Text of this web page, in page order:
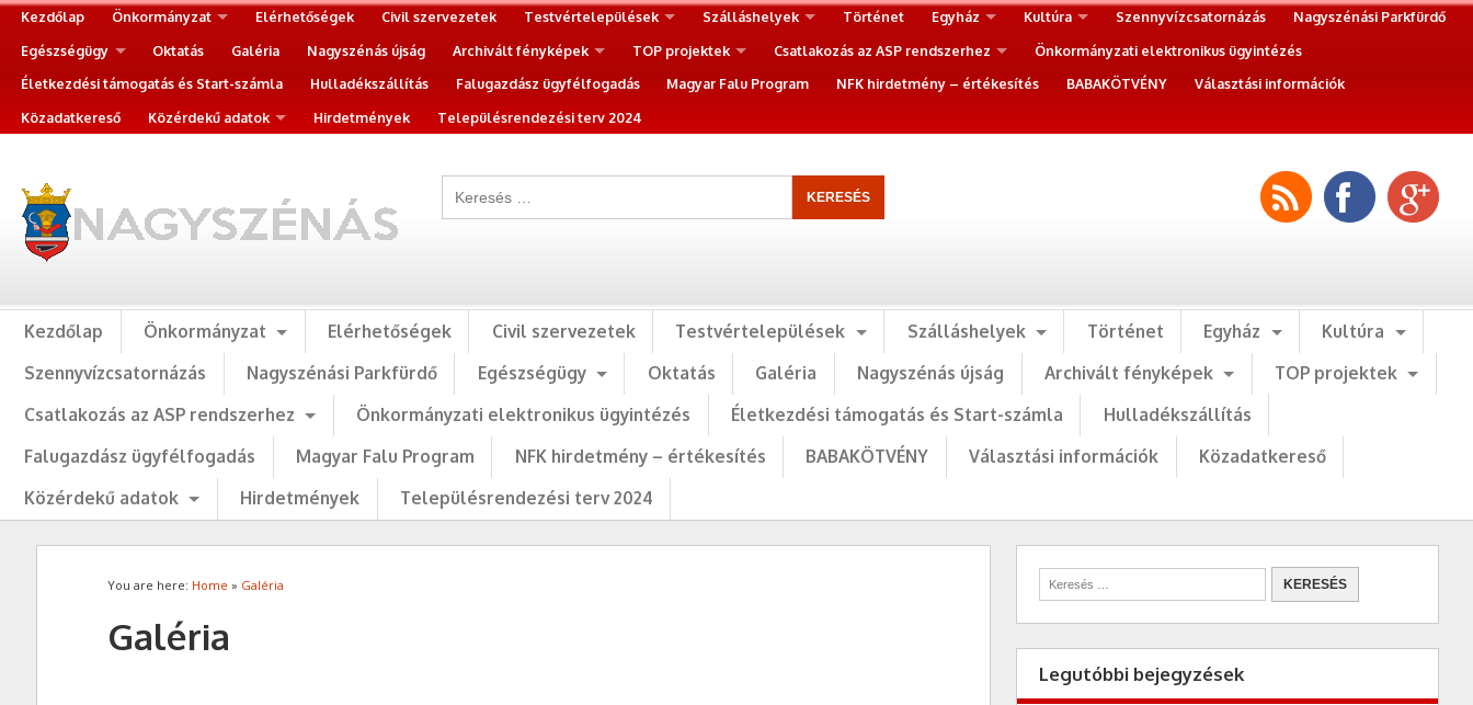
Kezdőlap Önkormányzat Elérhetőségek Civil szervezetek Testvértelepülések Szálláshelyek Történet Egyház Kultúra Szennyvízcsatornázás
Nagyszénási Parkfürdő
Egészségügy
Oktatás Galéria Nagyszénás újság Archivált fényképek TOP projektek Csatlakozás az ASP rendszerhez
Önkormányzati elektronikus ügyintézés
Életkezdési támogatás és Start-számla
Hulladékszállítás Falugazdász ügyfélfogadás Magyar Falu Program NFK hirdetmény – értékesítés BABAKÖTVÉNY
Választási információk
Közadatkereső
Közérdekű adatok Hirdetmények Településrendezési terv 2024
Kezdőlap Önkormányzat Elérhetőségek Civil szervezetek Testvértelepülések Szálláshelyek Történet Egyház
Kultúra
Szennyvízcsatornázás
Nagyszénási Parkfürdő Egészségügy Oktatás Galéria Nagyszénás újság Archivált fényképek
TOP projektek
Csatlakozás az ASP rendszerhez
Önkormányzati elektronikus ügyintézés Életkezdési támogatás és Start-számla
Hulladékszállítás
Falugazdász ügyfélfogadás
Magyar Falu Program NFK hirdetmény – értékesítés BABAKÖTVÉNY Választási információk
Közadatkereső
Közérdekű adatok
Hirdetmények Településrendezési terv 2024
You are here: Home » Galéria
Galéria
Legutóbbi bejegyzések